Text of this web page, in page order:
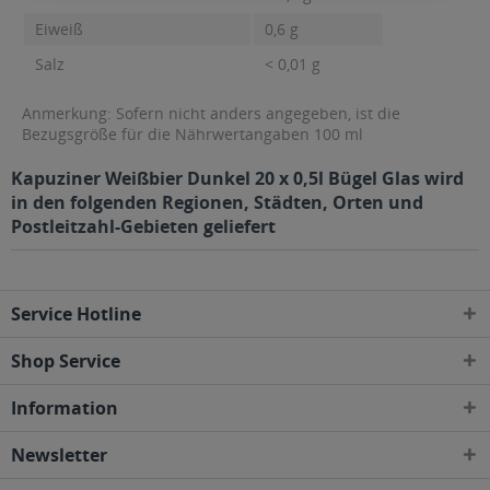
Eiweiß
0,6 g
Salz
< 0,01 g
Anmerkung: Sofern nicht anders angegeben, ist die
Bezugsgröße für die Nährwertangaben 100 ml
Kapuziner Weißbier Dunkel 20 x 0,5l Bügel Glas wird
in den folgenden Regionen, Städten, Orten und
Postleitzahl-Gebieten geliefert
Service Hotline
Shop Service
Information
Newsletter